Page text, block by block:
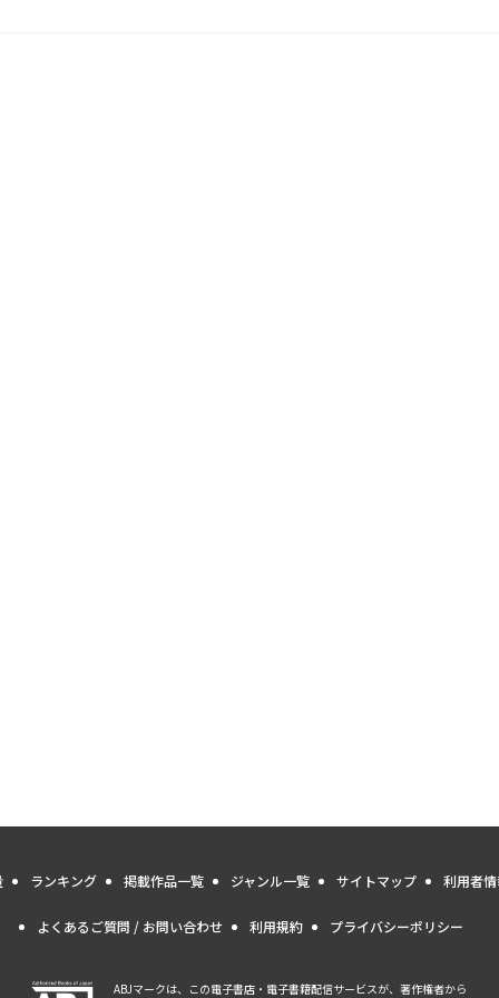
ランキング 掲載作品一覧 ジャンル一覧 サイトマップ 利用者
よくあるご質問 / お問い合わせ 利用規約 プライバシーポリシー
ABJマークは、この電子書店・電子書籍配信サービスが、著作権者から